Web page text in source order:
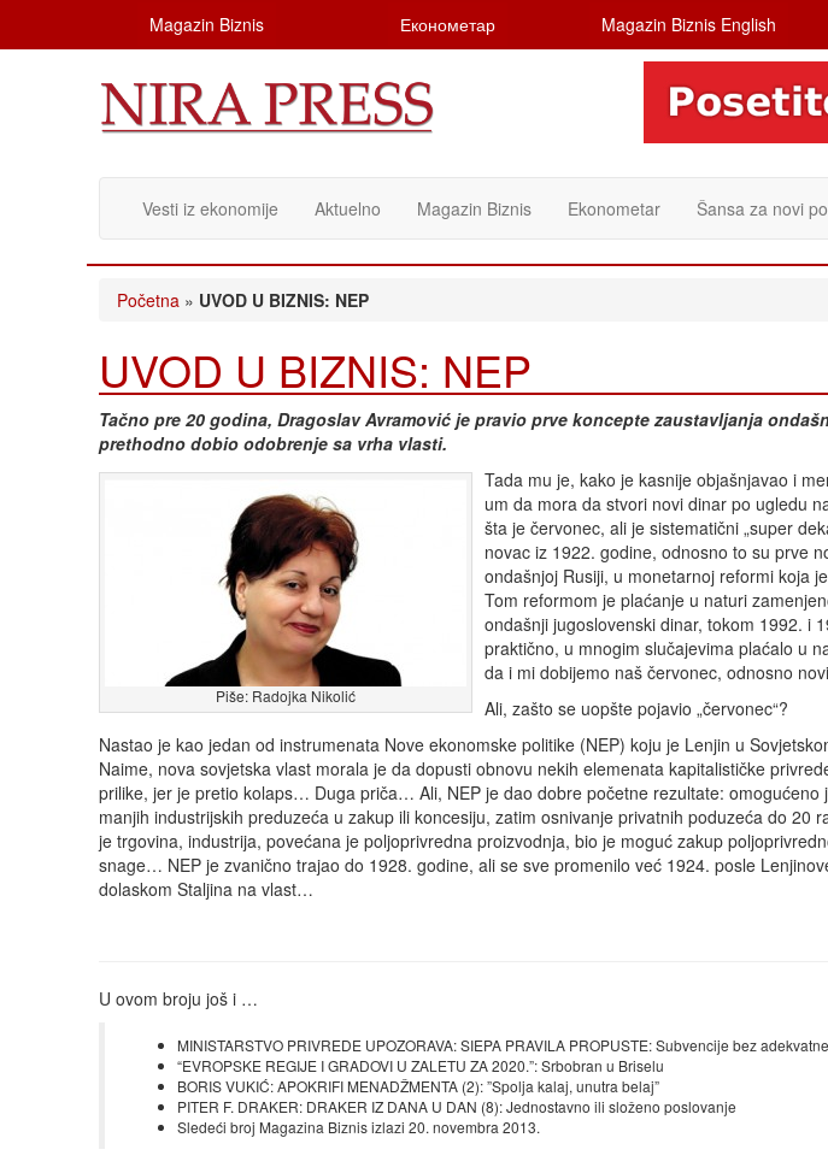
Magazin Biznis Економетар Magazin Biznis English
Vesti iz ekonomije Aktuelno Magazin Biznis Ekonometar Šansa za novi
Početna » UVOD U BIZNIS: NEP
UVOD U BIZNIS: NEP
Tačno pre 20 godina, Dragoslav Avramović je pravio prve koncepte zaustavljanja
prethodno dobio odobrenje sa vrha vlasti.
Piše: Radojka Nikolić
Tada mu je, kako je kasnije objašnjavao i
um da mora da stvori novi dinar po ugledu
šta je červonec, ali je sistematični „super
novac iz 1922. godine, odnosno to su prve
ondašnjoj Rusiji, u monetarnoj reformi koja
Tom reformom je plaćanje u naturi
ondašnji jugoslovenski dinar, tokom 1992. i
praktično, u mnogim slučajevima plaćalo u
da i mi dobijemo naš červonec, odnosno
Ali, zašto se uopšte pojavio „červonec“?
Nastao je kao jedan od instrumenata Nove ekonomske politike (NEP) koju je Lenjin u
Naime, nova sovjetska vlast morala je da dopusti obnovu nekih elemenata kapitalističke
prilike, jer je pretio kolaps… Duga priča… Ali, NEP je dao dobre početne rezultate: omogućeno
manjih industrijskih preduzeća u zakup ili koncesiju, zatim osnivanje privatnih poduzeća do 20
je trgovina, industrija, povećana je poljoprivredna proizvodnja, bio je moguć zakup
snage… NEP je zvanično trajao do 1928. godine, ali se sve promenilo već 1924. posle
dolaskom Staljina na vlast…
U ovom broju još i …
MINISTARSTVO PRIVREDE UPOZORAVA: SIEPA PRAVILA PROPUSTE: Subvencije bez
“EVROPSKE REGIJE I GRADOVI U ZALETU ZA 2020.”: Srbobran u Briselu
BORIS VUKIĆ: APOKRIFI MENADŽMENTA (2): ”Spolja kalaj, unutra belaj”
PITER F. DRAKER: DRAKER IZ DANA U DAN (8): Jednostavno ili složeno poslovanje
Sledeći broj Magazina Biznis izlazi 20. novembra 2013.